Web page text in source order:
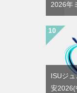
2026年
ISUジ
安2026(